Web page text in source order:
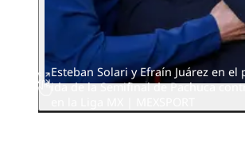
Esteban Solari y Efraín Juárez en el
ida de la Semifinal de Pachuca